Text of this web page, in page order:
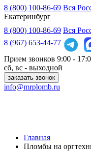
8 (800) 100-86-69 Вся
Екатеринбург
8 (800) 100-86-69 Вся
8 (967) 653-44-77
Прием звонков 9:00 -
сб, вс - выходной
заказать звонок
info@mrplomb.ru
Главная
Пломбы на